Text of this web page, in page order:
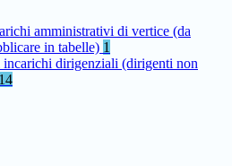
amministrativi di vertice (da
in tabelle) 1
dirigenziali (dirigenti non
14